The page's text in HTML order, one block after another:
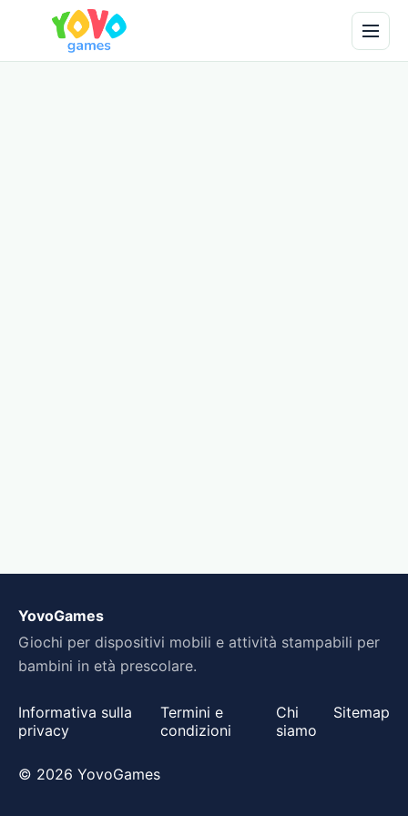
YovoGames
Giochi per dispositivi mobili e attività stampabili per
bambini in età prescolare.
Informativa sulla
privacy
Termini e
condizioni
Chi
siamo
Sitemap
© 2026 YovoGames